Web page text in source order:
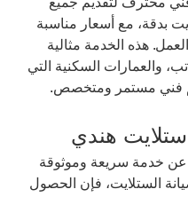
بدقة، مع أسعار مناسبة
هذه الخدمة مثالية
والعمارات السكنية التي
فني مستمر ومتخصص.
هندي
عن خدمة سريعة وموثوقة
الستلايت، فإن الحصول